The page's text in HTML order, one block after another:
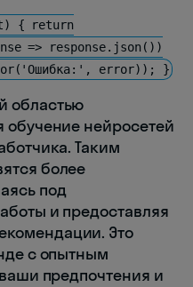
{ return
=> response.json())
error)); }
областью
обучение нейросетей
Таким
более
под
и предоставляя
Это
с опытным
предпочтения и